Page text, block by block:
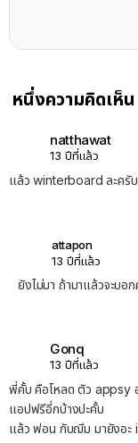
หนึ่งความคิดเห็น
natthawat
13 ปีที่แล้ว
แล้ว winterboard ละครับ
attapon
13 ปีที่แล้ว
ยังไม่มา ถ้ามาแล้วจะบอ
Gonq
13 ปีที่แล้ว
พี่คั้บ คือโหลด ตัว appsy อ
แอปฟรีอี่กบ้างปะคั้บ
แล้ว ฟอน กับฌีม มายังอะ